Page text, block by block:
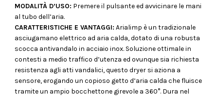
MODALITÀ D’USO: Premere il pulsante ed avvicinare le mani
al tubo dell’aria.
CARATTERISTICHE E VANTAGGI: Arialimp è un tradizionale
asciugamano elettrico ad aria calda, dotato di una robusta
scocca antivandalo in acciaio inox. Soluzione ottimale in
contesti a medio traffico d’utenza ed ovunque sia richiesta
resistenza agli atti vandalici, questo dryer si aziona a
sensore, erogando un copioso getto d’aria calda che fluisce
tramite un ampio bocchettone girevole a 360°. Dura nel